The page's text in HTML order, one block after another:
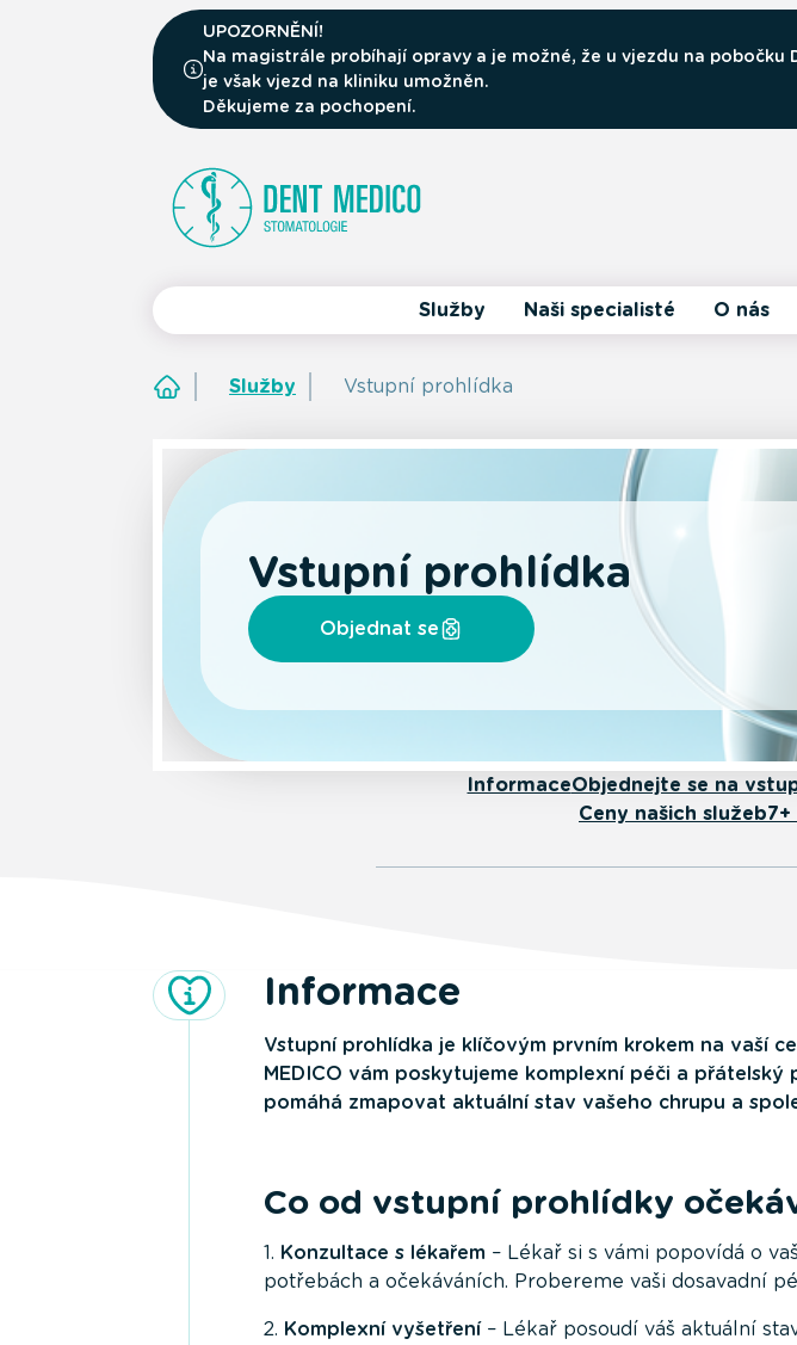
UPOZORNĚNÍ!
Na magistrále probíhají opravy a je možné, že u vjezdu na pobočku
je však vjezd na kliniku umožněn.
Děkujeme za pochopení.
Služby Naši specialisté O nás
Služby Vstupní prohlídka
Vstupní prohlídka
Objednat se
InformaceObjednejte se na
Ceny našich služeb7+
Informace
Vstupní prohlídka je klíčovým prvním krokem na vaší
MEDICO vám poskytujeme komplexní péči a
pomáhá zmapovat aktuální stav vašeho chrupu a
Co od vstupní prohlídky
1. Konzultace s lékařem – Lékař si s vámi popovídá o
potřebách a očekáváních. Probereme vaši dosavadní
2. Komplexní vyšetření– Lékař posoudí váš aktuální